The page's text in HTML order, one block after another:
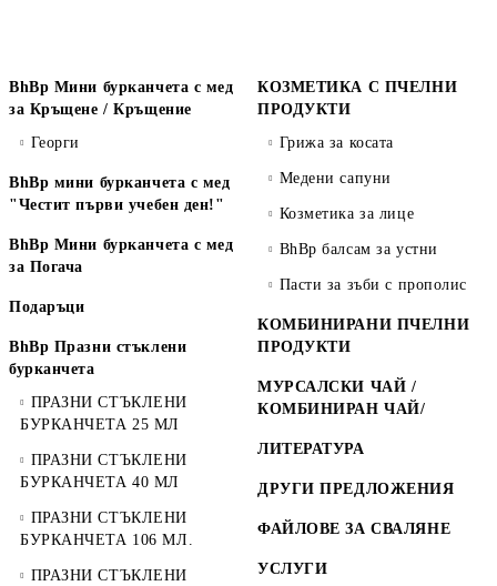
BhBp Мини бурканчета с мед
за Кръщене / Кръщение
Георги
BhBp мини бурканчета с мед
"Честит първи учебен ден!"
BhBp Мини бурканчета с мед
за Погача
Подаръци
BhBp Празни стъклени
бурканчета
ПРАЗНИ СТЪКЛЕНИ
БУРКАНЧЕТА 25 МЛ
ПРАЗНИ СТЪКЛЕНИ
БУРКАНЧЕТА 40 МЛ
ПРАЗНИ СТЪКЛЕНИ
БУРКАНЧЕТА 106 МЛ.
ПРАЗНИ СТЪКЛЕНИ
КОЗМЕТИКА С ПЧЕЛНИ
ПРОДУКТИ
Грижа за косата
Медени сапуни
Козметика за лице
BhBp балсам за устни
Пасти за зъби с прополис
КОМБИНИРАНИ ПЧЕЛНИ
ПРОДУКТИ
МУРСАЛСКИ ЧАЙ /
КОМБИНИРАН ЧАЙ/
ЛИТЕРАТУРА
ДРУГИ ПРЕДЛОЖЕНИЯ
ФАЙЛОВЕ ЗА СВАЛЯНЕ
УСЛУГИ